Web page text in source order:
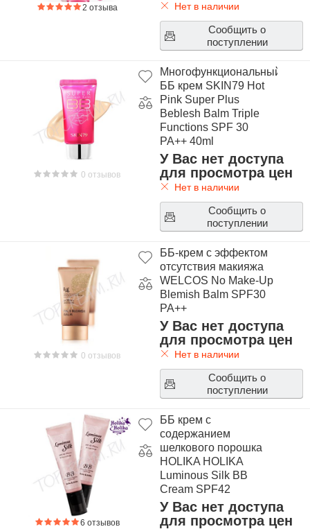
2 отзыва Нет в наличии
Сообщить о
поступлении
0 отзывов
Многофункциональный
ББ крем SKIN79 Hot
Pink Super Plus
Beblesh Balm Triple
Functions SPF 30
PA++ 40ml
У Вас нет доступа
для просмотра цен
Нет в наличии
Сообщить о
поступлении
0 отзывов
ББ-крем с эффектом
отсутствия макияжа
WELCOS No Make-Up
Blemish Balm SPF30
PA++
У Вас нет доступа
для просмотра цен
Нет в наличии
Сообщить о
поступлении
6 отзывов
ББ крем с
содержанием
шелкового порошка
HOLIKA HOLIKA
Luminous Silk BB
Cream SPF42
У Вас нет доступа
для просмотра цен